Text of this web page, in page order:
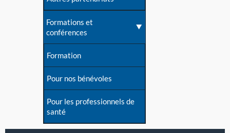
Formations et
conférences
Formation
Pour nos bénévoles
Pour les professionnels de
santé